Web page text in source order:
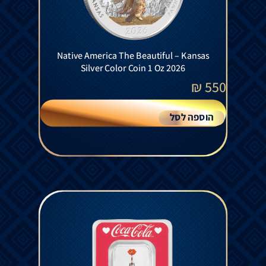
Native America The Beautiful – Kansas
Silver Color Coin 1 Oz 2026
550
₪
הוספה לסל